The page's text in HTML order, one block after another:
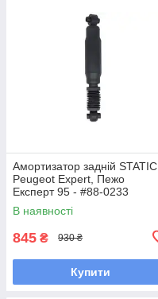
Амортизатор задній STATIC
Peugeot Expert, Пежо
Експерт 95 - #88-0233
UATHITP7
В наявності
845 ₴ 930 ₴
Купити